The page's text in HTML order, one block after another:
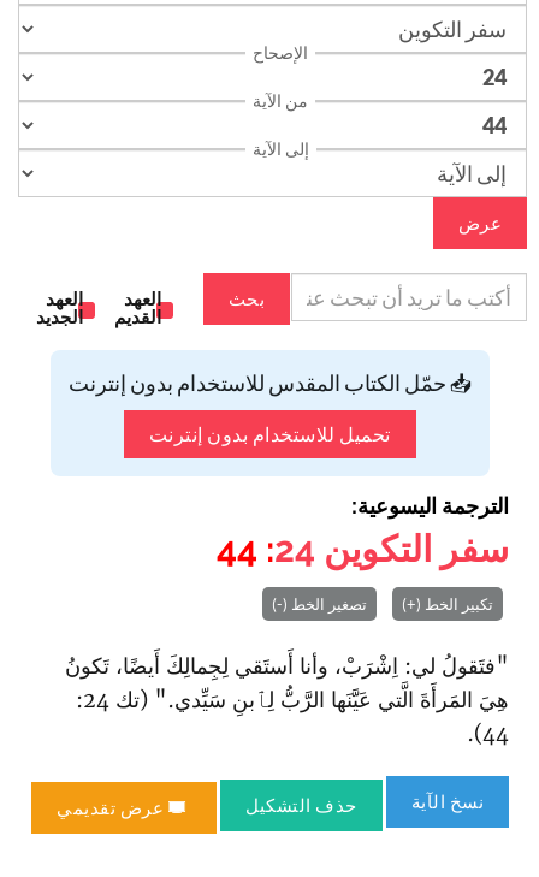
الإصحاح
من الآية
إلى الآية
عرض
بحث
العهد
القديم
العهد
الجديد
📥 حمّل الكتاب المقدس للاستخدام بدون إنترنت
تحميل للاستخدام بدون إنترنت
الترجمة اليسوعية:
سفر التكوين 24
: 44
تكبير الخط (+) تصغير الخط (-)
"فتَقولُ لي: اِشْرَبْ، وأنا أَستَقي لِجِمالِكَ أَيضًا، تَكونُ
هِيَ المَرأَةَ الَّتي عَيَّنَها الرَّبُّ لِٱبنِ سَيِّدي." (تك 24:
44).
نسخ الآية حذف التشكيل عرض تقديمي